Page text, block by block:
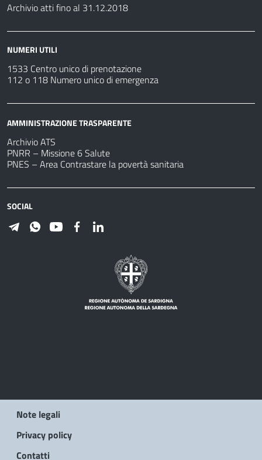
Archivio atti fino al 31.12.2018
NUMERI UTILI
1533 Centro unico di prenotazione
112 o 118 Numero unico di emergenza
AMMINISTRAZIONE TRASPARENTE
Archivio ATS
PNRR – Missione 6 Salute
PNES – Area Contrastare la povertà sanitaria
SOCIAL
Note legali
Privacy policy
Contatti